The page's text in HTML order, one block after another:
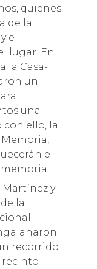
quienes
de la
el
lugar. En
la Casa-
un
una
ello, la
el
Martínez y
la
recorrido
recinto